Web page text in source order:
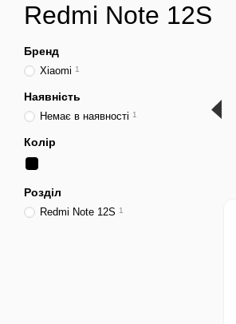
Redmi Note 12S
Бренд
Xiaomi 1
Наявність
Немає в наявності 1
Колір
Розділ
Redmi Note 12S 1